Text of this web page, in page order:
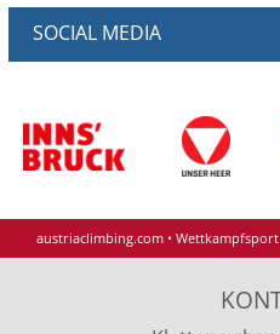
SOCIAL MEDIA
austriaclimbing.com • Wettkampfsport